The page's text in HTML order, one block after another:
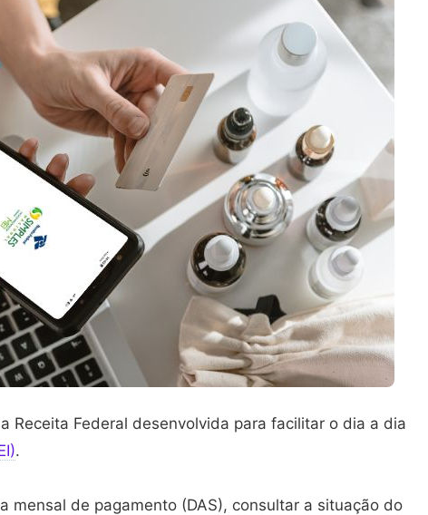
Receita Federal desenvolvida para facilitar o dia a dia
.
mensal de pagamento (DAS), consultar a situação do